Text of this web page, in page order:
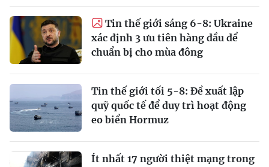
Tin thế giới sáng 6-8: Ukraine
xác định 3 ưu tiên hàng đầu để
chuẩn bị cho mùa đông
Tin thế giới tối 5-8: Đề xuất lập
quỹ quốc tế để duy trì hoạt động
eo biển Hormuz
Ít nhất 17 người thiệt mạng trong